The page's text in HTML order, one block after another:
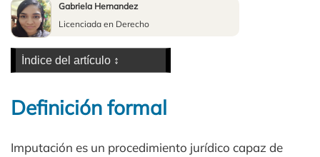
Gabriela Hernandez
Licenciada en Derecho
Definición formal
Imputación es un procedimiento jurídico capaz de